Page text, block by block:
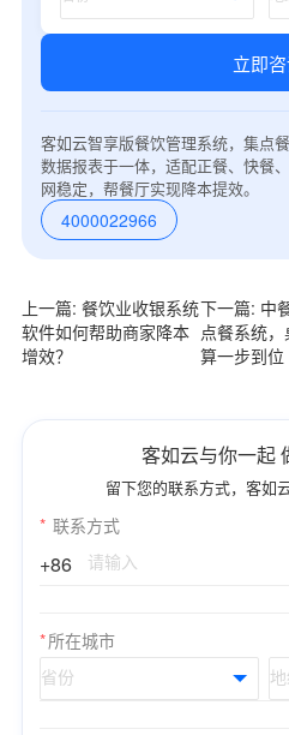
立即
客如云智享版餐饮管理系统，集点
数据报表于一体，适配正餐、快餐
网稳定，帮餐厅实现降本提效。
4000022966
上一篇: 餐饮业收银系统
软件如何帮助商家降本
增效？
下一篇: 中
点餐系统
算一步到位
客如云与你一起
留下您的联系方式，客如
* 联系方式
+86
*所在城市